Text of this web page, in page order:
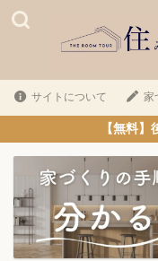
サイトについて 家
【無料